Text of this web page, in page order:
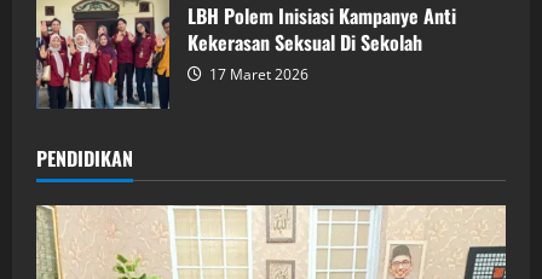
LBH Polem Inisiasi Kampanye Anti
Kekerasan Seksual Di Sekolah
17 Maret 2026
PENDIDIKAN